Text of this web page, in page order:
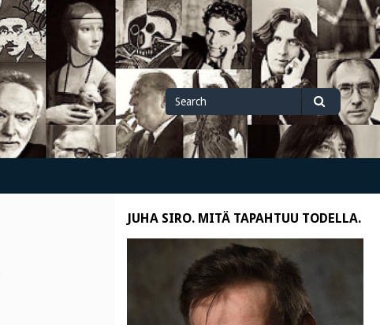
Search
for
Search
JUHA SIRO. MITÄ TAPAHTUU TODELLA.